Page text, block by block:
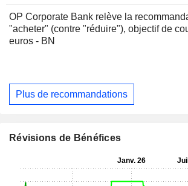
OP Corporate Bank relève la
"acheter" (contre "réduire"), objectif de
euros - BN
Plus de recommandations
Révisions de Bénéfices